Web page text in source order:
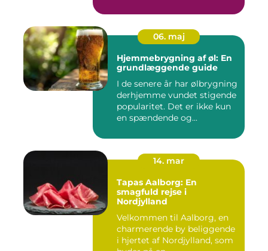
06. maj
Hjemmebrygning af øl: En
grundlæggende guide
I de senere år har ølbrygning
derhjemme vundet stigende
popularitet. Det er ikke kun
en spændende og...
14. mar
Tapas Aalborg: En
smagfuld rejse i
Nordjylland
Velkommen til Aalborg, en
charmerende by beliggende
i hjertet af Nordjylland, som